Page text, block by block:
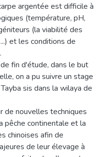
argentée est difficile à
(température, pH,
(la viabilité des
et les conditions de
fin d'étude, dans le but
on a pu suivre un stage
sis dans la wilaya de
de nouvelles techniques
pêche continentale et la
chinoises afin de
de leur élevage à